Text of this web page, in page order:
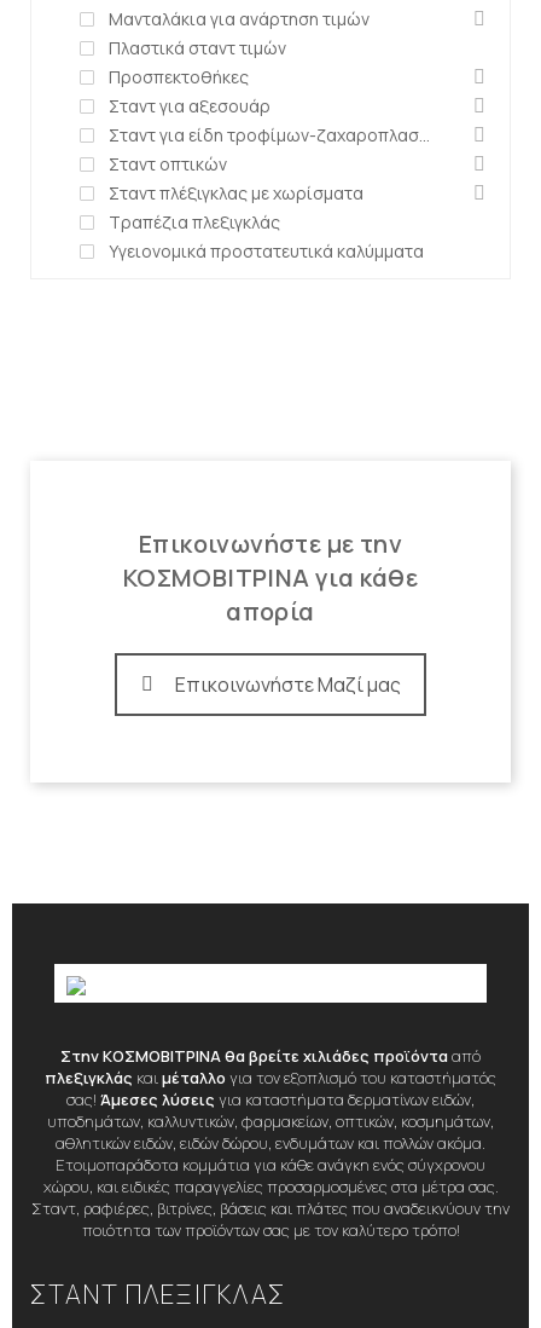
Μανταλάκια για ανάρτηση τιμών
Πλαστικά σταντ τιμών
Προσπεκτοθήκες
Σταντ για αξεσουάρ
Σταντ για είδη τροφίμων-ζαχαροπλαστείων
Σταντ οπτικών
Σταντ πλέξιγκλας με χωρίσματα
Τραπέζια πλεξιγκλάς
Υγειονομικά προστατευτικά καλύμματα
Επικοινωνήστε με την
ΚΟΣΜΟΒΙΤΡΙΝΑ για κάθε
απορία
Επικοινωνήστε Μαζί μας
Στην ΚΟΣΜΟΒΙΤΡΙΝΑ θα βρείτε χιλιάδες προϊόντααπό
πλεξιγκλάς καιμέταλλο για τον εξοπλισμό του καταστήματός
σας! Άμεσες λύσεις για καταστήματα δερματίνων ειδών,
υποδημάτων, καλλυντικών, φαρμακείων, οπτικών, κοσμημάτων,
αθλητικών ειδών, ειδών δώρου, ενδυμάτων και πολλών ακόμα.
Ετοιμοπαράδοτα κομμάτια για κάθε ανάγκη ενός σύγχρονου
χώρου, και ειδικές παραγγελίες προσαρμοσμένες στα μέτρα σας.
Σταντ, ραφιέρες, βιτρίνες, βάσεις και πλάτες που αναδεικνύουν την
ποιότητα των προϊόντων σας με τον καλύτερο τρόπο!
ΣΤΑΝΤ ΠΛΕΞΙΓΚΛΑΣ